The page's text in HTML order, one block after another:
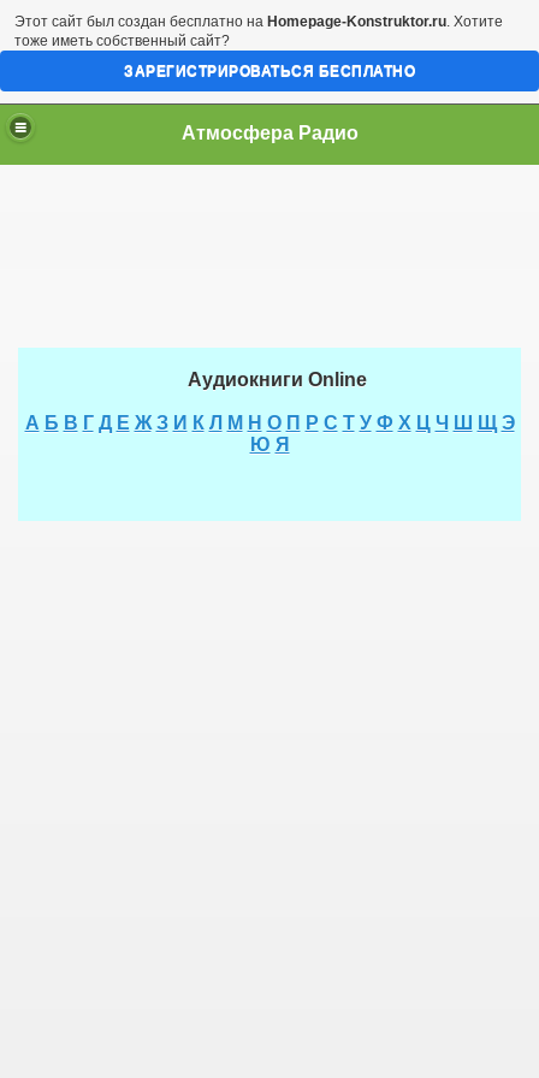
Атмосфера Радио
Аудиокниги Online
А Б В Г Д Е Ж З И К Л М Н О П Р С Т У Ф Х Ц Ч Ш Щ Э
Ю Я
Этот сайт был создан бесплатно на Homepage-Konstruktor.ru. Хотите
тоже иметь собственный сайт?
ЗАРЕГИСТРИРОВАТЬСЯ БЕСПЛАТНО